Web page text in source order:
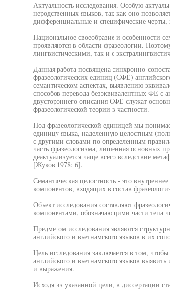
Актуальность исследования. Особую
неродственных языков, так как оно
дифференциальные и специфические черты,
Национальное своеобразие и особенности
проявляются в области фразеологии.
лингвистическими, так и с
Данная работа посвящена синхронно-
фразеологических единиц (СФЕ)
семантическом аспектах, выявлению
способов перевода безэквивалентных ФЕ с
двустороннего описания СФЕ служат
фразеологической теории в частности.
Под фразеологической единицей мы
единицу языка, наделенную целостным
с другими словами по определенным
часть фразеологизма, лишенная основных
деактуализуется чаще всего вследствие
[Жуков 1978: 6].
Семантическая целостность - это
компонентов, входящих в состав
Объект исследования составляют
компонентами, обозначающими части тепа
Предметом исследования являются
английского и вьетнамского языков в их
Цель исследования заключается в том,
английского и вьетнамского языков
и выражения.
Исходя из указанной цели, в диссертации